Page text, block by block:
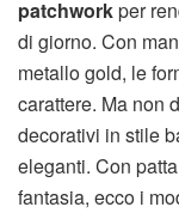
patchworkper
di giorno. Con
metallo gold, le
carattere. Ma non
decorativi in stile
eleganti. Con
fantasia, ecco i